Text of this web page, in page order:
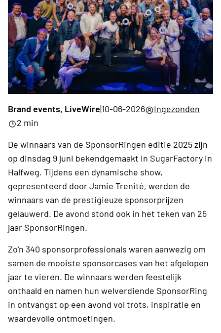
Brand events, LiveWire|10-06-2026
Ingezonden
2 min
De winnaars van de SponsorRingen editie 2025 zijn
op dinsdag 9 juni bekendgemaakt in SugarFactory in
Halfweg. Tijdens een dynamische show,
gepresenteerd door Jamie Trenité, werden de
winnaars van de prestigieuze sponsorprijzen
gelauwerd. De avond stond ook in het teken van 25
jaar SponsorRingen.
Zo'n 340 sponsorprofessionals waren aanwezig om
samen de mooiste sponsorcases van het afgelopen
jaar te vieren. De winnaars werden feestelijk
onthaald en namen hun welverdiende SponsorRing
in ontvangst op een avond vol trots, inspiratie en
waardevolle ontmoetingen.